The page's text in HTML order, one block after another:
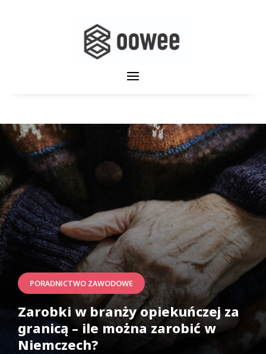
PORADNICTWO ZAWODOWE
Zarobki w branży opiekuńczej za
granicą – ile można zarobić w
Niemczech?